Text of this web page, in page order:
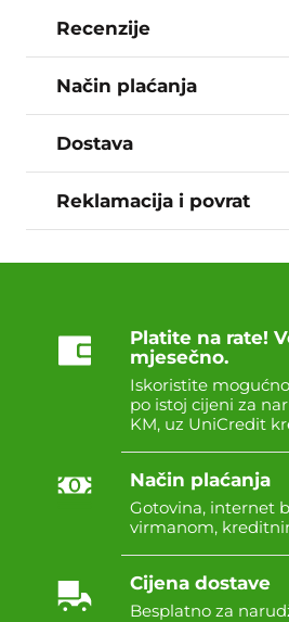
Recenzije
Način plaćanja
Dostava
Reklamacija i povrat
Platite na rate!
mjesečno.
Iskoristite
po istoj cijeni za
KM, uz UniCredit
Način plaćanja
Gotovina, internet
virmanom,
Cijena dostave
Besplatno za